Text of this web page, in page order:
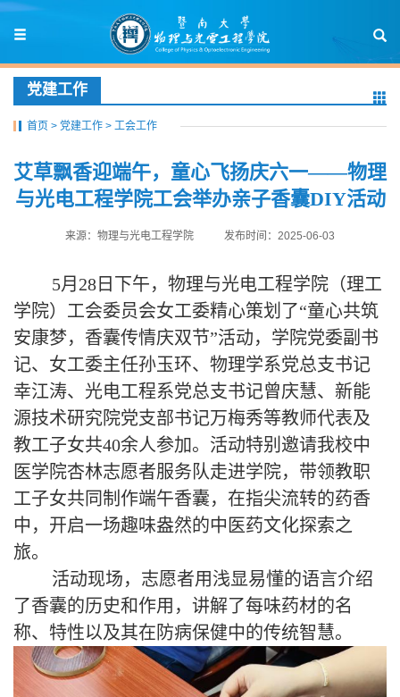
党建工作
首页 > 党建工作 > 工会工作
艾草飘香迎端午，童心飞扬庆六一——物理
与光电工程学院工会举办亲子香囊DIY活动
来源：物理与光电工程学院 发布时间：2025-06-03
5月28日下午，物理与光电工程学院（理工
学院）工会委员会女工委精心策划了“童心共筑
安康梦，香囊传情庆双节”活动，学院党委副书
记、女工委主任孙玉环、物理学系党总支书记
幸江涛、光电工程系党总支书记曾庆慧、新能
源技术研究院党支部书记万梅秀等教师代表及
教工子女共40余人参加。活动特别邀请我校中
医学院杏林志愿者服务队走进学院，带领教职
工子女共同制作端午香囊，在指尖流转的药香
中，开启一场趣味盎然的中医药文化探索之
旅。
活动现场，志愿者用浅显易懂的语言介绍
了香囊的历史和作用，讲解了每味药材的名
称、特性以及其在防病保健中的传统智慧。